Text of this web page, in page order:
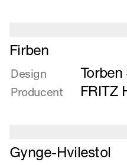
Læs
mere
om
Firben
Firben
Design
Producent FRITZ
Læs
mere
Gynge-Hvilestol